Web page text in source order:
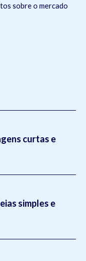
sobre o mercado
curtas e
simples e